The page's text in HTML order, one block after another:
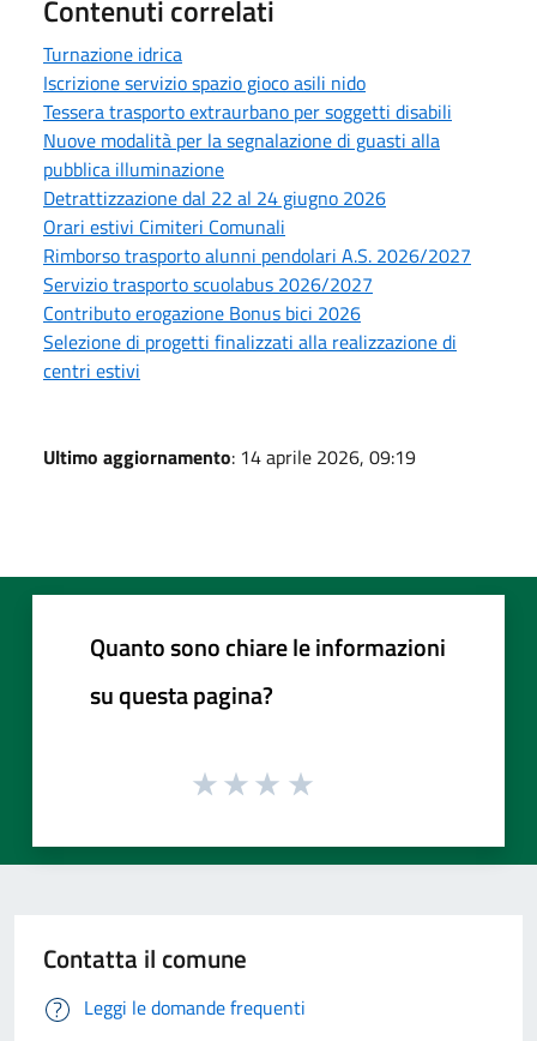
Contenuti correlati
Turnazione idrica
Iscrizione servizio spazio gioco asili nido
Tessera trasporto extraurbano per soggetti disabili
Nuove modalità per la segnalazione di guasti alla
pubblica illuminazione
Detrattizzazione dal 22 al 24 giugno 2026
Orari estivi Cimiteri Comunali
Rimborso trasporto alunni pendolari A.S. 2026/2027
Servizio trasporto scuolabus 2026/2027
Contributo erogazione Bonus bici 2026
Selezione di progetti finalizzati alla realizzazione di
centri estivi
Ultimo aggiornamento: 14 aprile 2026, 09:19
Quanto sono chiare le informazioni
su questa pagina?
Contatta il comune
Leggi le domande frequenti